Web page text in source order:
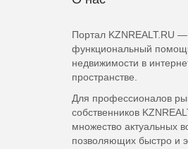
Портал KZNREALT.RU
функциональный
недвижимости в
пространстве.
Для профессионалов
собственников
множество актуальных
позволяющих быстро и